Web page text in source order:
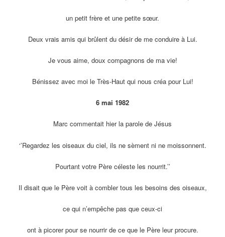
un petit frère et une petite sœur.
Deux vrais amis qui brûlent du désir de me conduire à Lui.
Je vous aime, doux compagnons de ma vie!
Bénissez avec moi le Très-Haut qui nous créa pour Lui!
6 mai 1982
Marc commentait hier la parole de Jésus
‘’Regardez les oiseaux du ciel, ils ne sèment ni ne moissonnent.
Pourtant votre Père céleste les nourrit.’’
Il disait que le Père voit à combler tous les besoins des oiseaux,
ce qui n’empêche pas que ceux-ci
ont à picorer pour se nourrir de ce que le Père leur procure.